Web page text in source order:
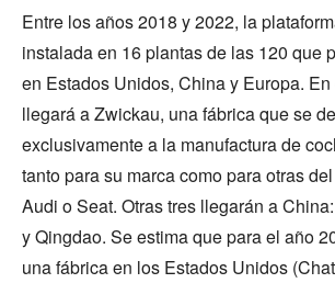
Entre los años 2018 y 2022, la
instalada en 16 plantas de las 120 que
en Estados Unidos, China y Europa.
llegará a Zwickau, una fábrica que se
exclusivamente a la manufactura de
tanto para su marca como para otras
Audi o Seat. Otras tres llegarán a
y Qingdao. Se estima que para el año
una fábrica en los Estados Unidos